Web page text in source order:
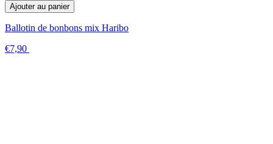
Ajouter au panier
Ballotin de bonbons mix Haribo
€7,90